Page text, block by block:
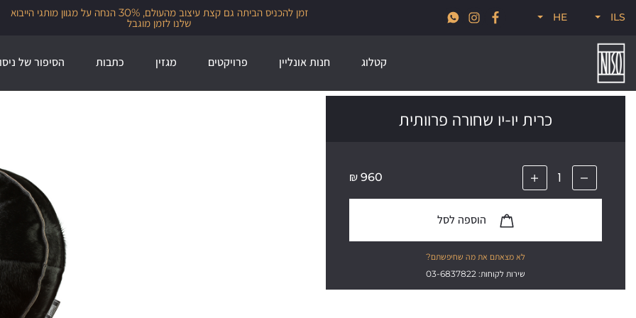
ILS
HE
חדש לקיץ 2026, קולקציות סטרים, פודל, ונודוס זמן להכניס הביתה גם קצת עיצוב מהעולם, 30% הנחה על מגוון מותגי הייבוא
שלנו לזמן מוגבל
קטלוג חנות אונליין פרויקטים מגזין כתבות הסיפור של ניסו
כרית יו-יו שחורה פרוותית
960
₪
לא מצאתם את מה שחיפשתם?
שירות לקוחות: 03-6837822